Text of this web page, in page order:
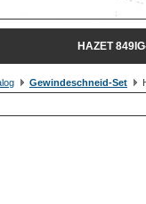
HAZET
Gewindeschneid-Set